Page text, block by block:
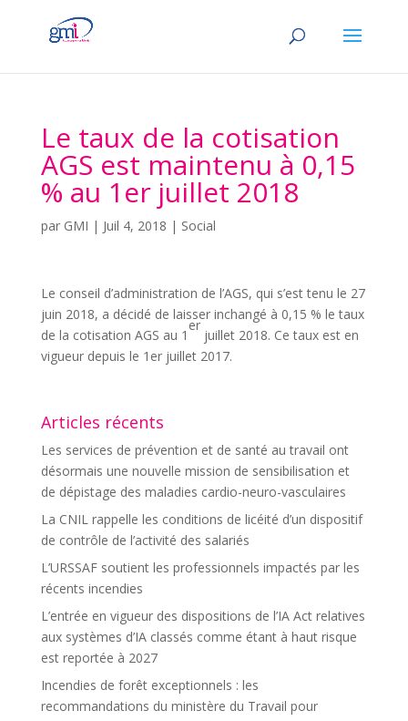
Le taux de la cotisation
AGS est maintenu à 0,15
% au 1er juillet 2018
par GMI | Juil 4, 2018 | Social
Le conseil d’administration de l’AGS, qui s’est tenu le 27
juin 2018, a décidé de laisser inchangé à 0,15 % le taux
de la cotisation AGS au 1
er
juillet 2018. Ce taux est en
vigueur depuis le 1er juillet 2017.
Articles récents
Les services de prévention et de santé au travail ont
désormais une nouvelle mission de sensibilisation et
de dépistage des maladies cardio-neuro-vasculaires
La CNIL rappelle les conditions de licéité d’un dispositif
de contrôle de l’activité des salariés
L’URSSAF soutient les professionnels impactés par les
récents incendies
L’entrée en vigueur des dispositions de l’IA Act relatives
aux systèmes d’IA classés comme étant à haut risque
est reportée à 2027
Incendies de forêt exceptionnels : les
recommandations du ministère du Travail pour